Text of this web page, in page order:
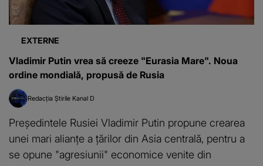
EXTERNE
Vladimir Putin vrea să creeze "Eurasia Mare". Noua
ordine mondială, propusă de Rusia
Redacția Știrile Kanal D
Preşedintele Rusiei Vladimir Putin propune crearea
unei mari alianțe a țărilor din Asia centrală, pentru a
se opune "agresiunii" economice venite din